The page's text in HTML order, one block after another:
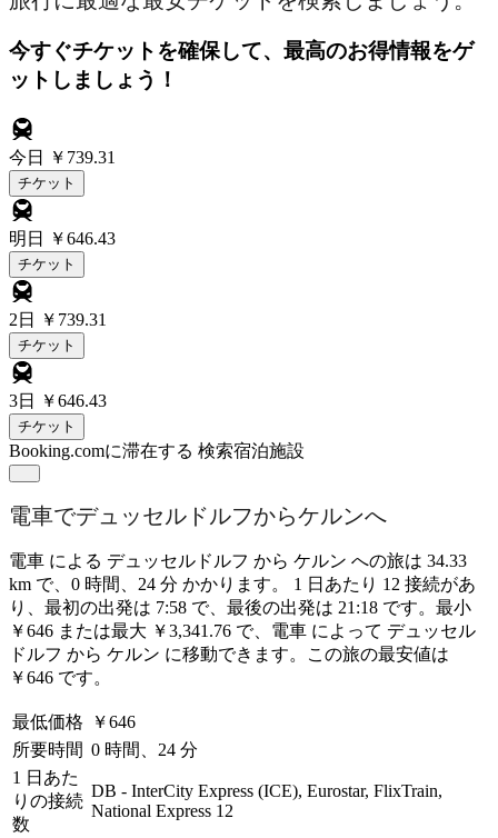
今すぐチケットを確保して、最高のお得情報をゲ
ットしましょう！
今日 ￥739.31
チケット
明日 ￥646.43
チケット
2日 ￥739.31
チケット
3日 ￥646.43
チケット
Booking.comに滞在する 検索宿泊施設
電車でデュッセルドルフからケルンへ
電車 による デュッセルドルフ から ケルン への旅は 34.33
km で、0 時間、24 分 かかります。 1 日あたり 12 接続があ
り、最初の出発は 7:58 で、最後の出発は 21:18 です。最小
￥646 または最大 ￥3,341.76 で、電車 によって デュッセル
ドルフ から ケルン に移動できます。この旅の最安値は
￥646 です。
最低価格
￥646
所要時間 0 時間、24 分
1 日あた
りの接続
数
DB - InterCity Express (ICE), Eurostar, FlixTrain,
National Express 12